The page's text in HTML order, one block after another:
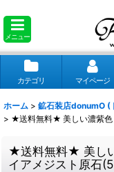
メニュー
カテゴリ マイページ
ホーム > 鉱石装店donumO
> ★送料無料★ 美しい濃紫色
★送料無料★ 美し
イアメジスト原石